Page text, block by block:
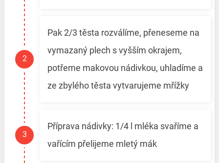
Pak 2/3 těsta rozválíme, přeneseme na
vymazaný plech s vyšším okrajem,
potřeme makovou nádivkou, uhladíme a
ze zbylého těsta vytvarujeme mřížky
Příprava nádivky: 1/4 l mléka svaříme a
vařícím přelijeme mletý mák